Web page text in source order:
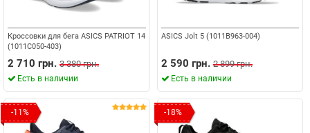
Кроссовки для бега ASICS PATRIOT 14
(1011C050-403)
2 710 грн. 3 380 грн.
Есть в наличии
ASICS Jolt 5 (1011B963-004)
2 590 грн. 2 899 грн.
Есть в наличии
-11% -18%